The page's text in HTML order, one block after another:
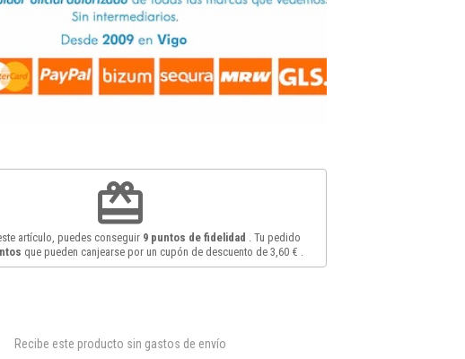
redeem
artículo, puedes conseguir 9 puntos de fidelidad . Tu pedido
que pueden canjearse por un cupón de descuento de 3,60 €
Recibe este producto sin gastos de envío